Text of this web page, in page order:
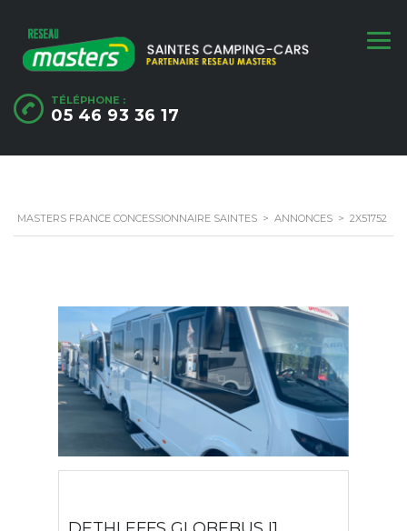
TÉLÉPHONE :
05 46 93 36 17
MASTERS FRANCE CONCESSIONNAIRE SAINTES > ANNONCES > 2X51752